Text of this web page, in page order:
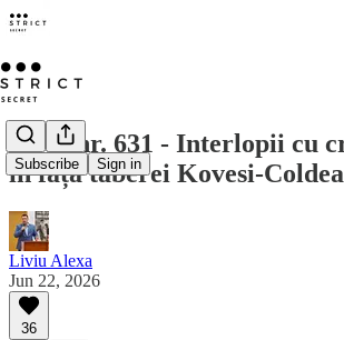
Subscribe Sign in
Opus nr. 631 - Interlopii cu
în fața taberei Kovesi-
Liviu Alexa
Jun 22, 2026
36